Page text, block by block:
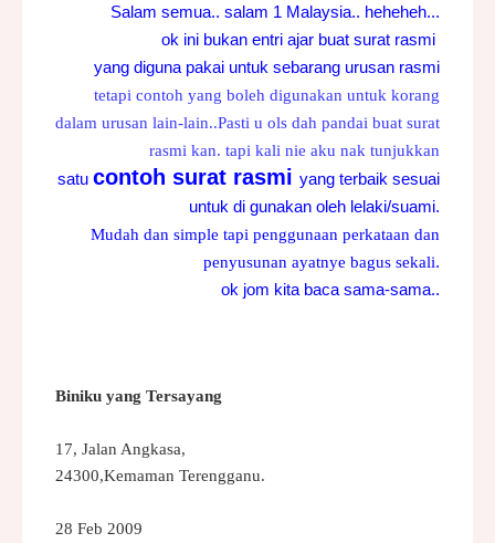
Salam semua.. salam 1 Malaysia.. heheheh...
ok ini bukan entri ajar buat surat rasmi
yang diguna pakai untuk sebarang urusan rasmi
tetapi contoh yang boleh digunakan untuk korang
dalam urusan lain-lain..Pasti u ols dah pandai buat surat
rasmi kan. tapi kali nie aku nak tunjukkan
satu contoh surat rasmi yang terbaik sesuai
untuk di gunakan oleh lelaki/suami.
Mudah dan simple tapi penggunaan perkataan dan
penyusunan ayatnye bagus sekali.
ok jom kita baca sama-sama..
Biniku yang Tersayang
17, Jalan Angkasa,
24300,Kemaman Terengganu.
28 Feb 2009